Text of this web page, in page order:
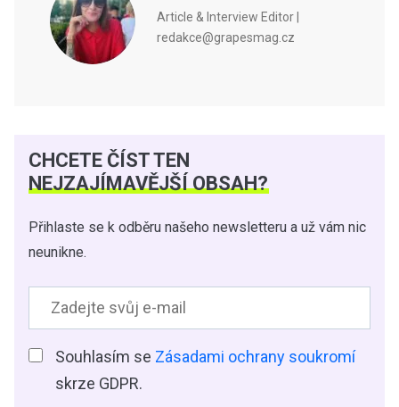
Article & Interview Editor |
redakce@grapesmag.cz
CHCETE ČÍST TEN
NEJZAJÍMAVĚJŠÍ OBSAH?
Přihlaste se k odběru našeho newsletteru a už vám nic
neunikne.
Souhlasím se Zásadami ochrany soukromí
skrze GDPR.